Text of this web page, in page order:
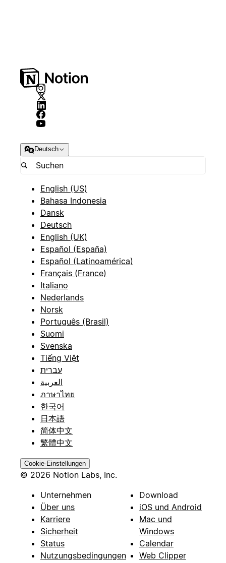
Deutsch
English (US)
Bahasa Indonesia
Dansk
Deutsch
English (UK)
Español (España)
Español (Latinoamérica)
Français (France)
Italiano
Nederlands
Norsk
Português (Brasil)
Suomi
Svenska
Tiếng Việt
עברית
العربية
ภาษาไทย
한국어
日本語
简体中文
繁體中文
Cookie-Einstellungen
© 2026 Notion Labs, Inc.
Unternehmen
Über uns
Karriere
Sicherheit
Status
Nutzungsbedingungen
Download
iOS und Android
Mac und
Windows
Calendar
Web Clipper